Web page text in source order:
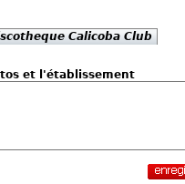
Calicoba Club
et l'établissement